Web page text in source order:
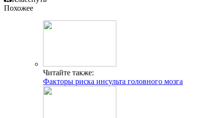
Похожее
Читайте также:
Факторы риска инсульта головного мозга